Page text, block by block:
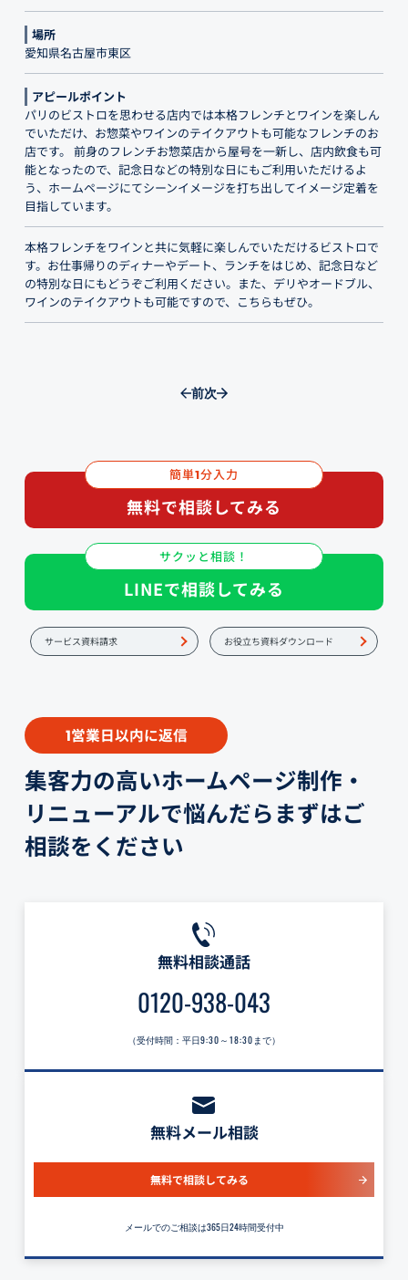
場所
愛知県名古屋市東区
アピールポイント
パリのビストロを思わせる店内では本格フレンチとワインを楽しん
でいただけ、お惣菜やワインのテイクアウトも可能なフレンチのお
店です。 前身のフレンチお惣菜店から屋号を一新し、店内飲食も可
能となったので、記念日などの特別な日にもご利用いただけるよ
う、ホームページにてシーンイメージを打ち出してイメージ定着を
目指しています。
本格フレンチをワインと共に気軽に楽しんでいただけるビストロで
す。お仕事帰りのディナーやデート、ランチをはじめ、記念日など
の特別な日にもどうぞご利用ください。また、デリやオードブル、
ワインのテイクアウトも可能ですので、こちらもぜひ。
前次
簡単1分入力
無料で相談してみる
サクッと相談！
LINEで相談してみる
サービス資料請求 お役立ち資料ダウンロード
1営業日以内に返信
集客力の高いホームページ制作・
リニューアルで悩んだらまずはご
相談をください
無料相談通話
0120-938-043
（受付時間：平日9:30～18:30 まで）
無料メール相談
無料で相談してみる
メールでのご相談は365日24時間受付中